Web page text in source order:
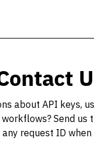
about API keys,
Send us
request ID when